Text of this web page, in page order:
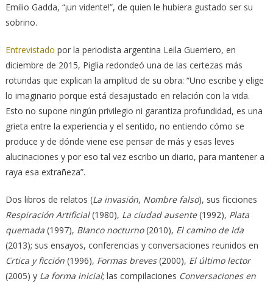
Emilio Gadda, “¡un vidente!”, de quien le hubiera gustado ser su
sobrino.
Entrevistado por la periodista argentina Leila Guerriero, en
diciembre de 2015, Piglia redondeó una de las certezas más
rotundas que explican la amplitud de su obra: “Uno escribe y elige
lo imaginario porque está desajustado en relación con la vida.
Esto no supone ningún privilegio ni garantiza profundidad, es una
grieta entre la experiencia y el sentido, no entiendo cómo se
produce y de dónde viene ese pensar de más y esas leves
alucinaciones y por eso tal vez escribo un diario, para mantener a
raya esa extrañeza”.
Dos libros de relatos (La invasión, Nombre falso), sus ficciones
Respiración Artificial(1980), La ciudad ausente(1992), Plata
quemada(1997), Blanco nocturno(2010), El camino de Ida
(2013); sus ensayos, conferencias y conversaciones reunidos en
Crtica y ficción(1996), Formas breves(2000), El último lector
(2005) y La forma inicial; las compilaciones Conversaciones en